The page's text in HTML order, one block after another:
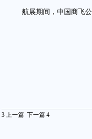
航展期间，中国商飞
3 上一篇 下一篇 4